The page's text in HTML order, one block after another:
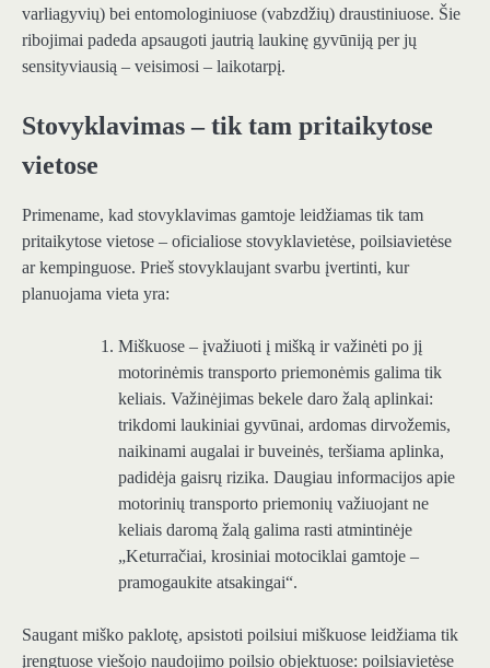
varliagyvių) bei entomologiniuose (vabzdžių) draustiniuose. Šie
ribojimai padeda apsaugoti jautrią laukinę gyvūniją per jų
sensityviausią – veisimosi – laikotarpį.
Stovyklavimas – tik tam pritaikytose
vietose
Primename, kad stovyklavimas gamtoje leidžiamas tik tam
pritaikytose vietose – oficialiose stovyklavietėse, poilsiavietėse
ar kempinguose. Prieš stovyklaujant svarbu įvertinti, kur
planuojama vieta yra:
Miškuose – įvažiuoti į mišką ir važinėti po jį
motorinėmis transporto priemonėmis galima tik
keliais. Važinėjimas bekele daro žalą aplinkai:
trikdomi laukiniai gyvūnai, ardomas dirvožemis,
naikinami augalai ir buveinės, teršiama aplinka,
padidėja gaisrų rizika. Daugiau informacijos apie
motorinių transporto priemonių važiuojant ne
keliais daromą žalą galima rasti atmintinėje
„Keturračiai, krosiniai motociklai gamtoje –
pramogaukite atsakingai“.
Saugant miško paklotę, apsistoti poilsiui miškuose leidžiama tik
įrengtuose viešojo naudojimo poilsio objektuose: poilsiavietėse